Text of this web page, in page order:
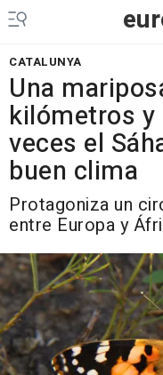
CATALUNYA
Una
kilómetros y
veces el
buen clima
Protagoniza un
entre Europa y